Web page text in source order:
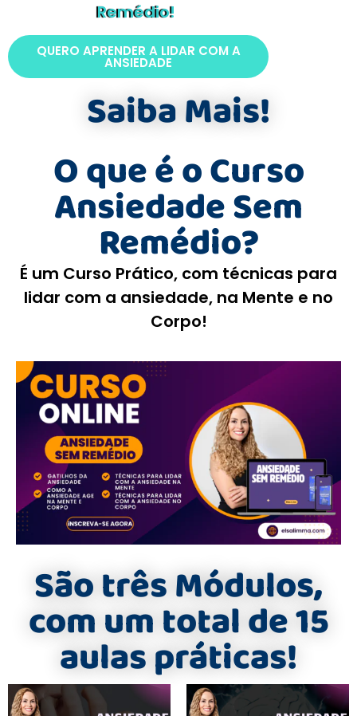
Remédio!
QUERO APRENDER A LIDAR COM A
ANSIEDADE
Saiba Mais!
O que é o Curso
Ansiedade Sem
Remédio?
É um Curso Prático, com técnicas para
lidar com a ansiedade, na Mente e no
Corpo!
São três Módulos,
com um total de 15
aulas práticas!